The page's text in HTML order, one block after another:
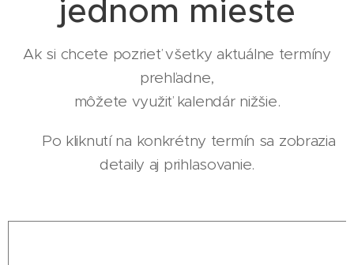
jednom mieste
Ak si chcete pozrieť všetky aktuálne termíny
prehľadne,
môžete využiť kalendár nižšie.
👉 Po kliknutí na konkrétny termín sa zobrazia
detaily aj prihlasovanie.